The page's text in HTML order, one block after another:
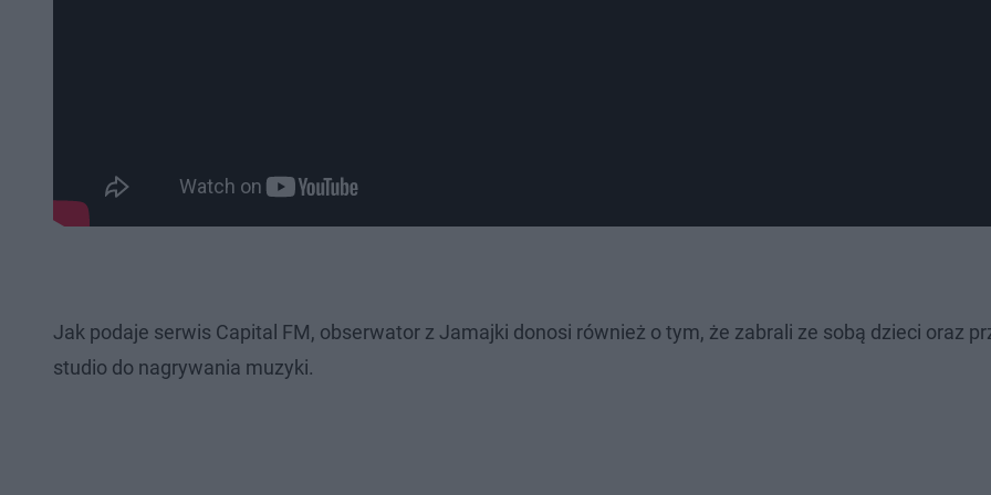
Jak podaje serwis Capital FM, obserwator z Jamajki donosi również o tym, że zabrali ze sobą dzieci oraz
studio do nagrywania muzyki.